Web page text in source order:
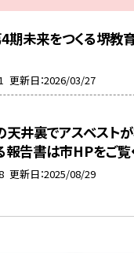
来をつくる堺教育
更新日 2026/03/27
井裏でアスベスト
報告書は市HPをご覧
更新日 2025/08/29